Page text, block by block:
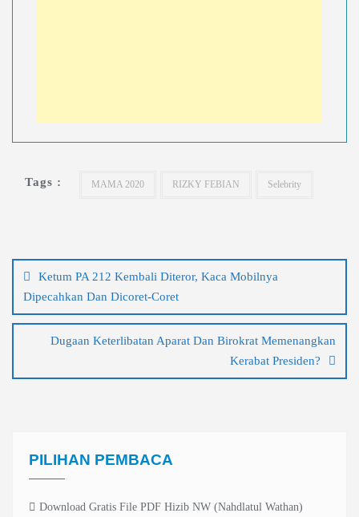
Tags : MAMA 2020 RIZKY FEBIAN Selebrity
pos
Ketum PA 212 Kembali Diteror, Kaca Mobilnya
Dipecahkan Dan Dicoret-Coret
Dugaan Keterlibatan Aparat Dan Birokrat Memenangkan
Kerabat Presiden?
PILIHAN PEMBACA
Download Gratis File PDF Hizib NW (Nahdlatul Wathan)